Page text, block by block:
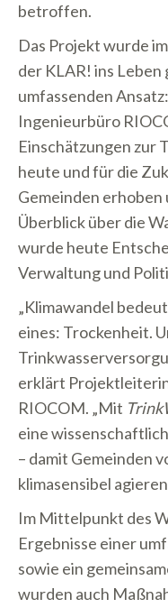
betroffen.
Das Projekt wurde
der KLAR! ins
umfassenden
Ingenieurbüro
Einschätzungen zur
heute und für die
Gemeinden
Überblick über die
wurde heute
Verwaltung und
„Klimawandel
eines: Trockenheit.
erklärt
RIOCOM. „Mit
eine
– damit Gemeinden
klimasensibel
Im Mittelpunkt des
Ergebnisse einer
sowie ein
wurden auch